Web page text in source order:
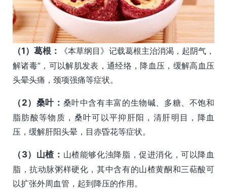
（1）葛根：
《本草纲目》记载葛根主治消渴，起阴气，
解诸毒”，可以解肌发表，通经络，降血压，缓解高血压
头晕头痛，颈项强痛等症状。
（ 2）桑叶 ： 桑叶中含有丰富的生物碱、多糖、不饱和
脂肪酸等物质，桑叶可以平抑肝阳，清肝明目，降血
压，缓解肝阳头晕，目赤昏花等症状。
（3）山楂： 山楂能够化浊降脂，促进消化，可以降血
脂，抗动脉粥样硬化，其中含有的山楂黄酮和三萜酸可
以扩张外周血管，起到降压的作用。